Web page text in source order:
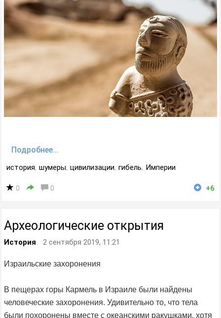
Подробнее...
история, шумеры, цивилизации, гибель, Империи
0 0 +6
Археологические открытия
История 2 сентября 2019, 11:21
Израильские захоронения
В пещерах горы Кармель в Израиле были найдены
человеческие захоронения. Удивительно то, что тела
были похоронены вместе с океанскими ракушками, хотя